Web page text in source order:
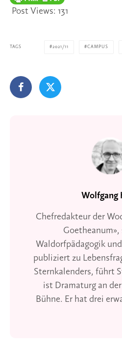
Post Views: 131
TAGS 2021/11 CAMPUS
Wolfgang
Chefredakteur der
Waldorfpädagogik
publiziert zu
Sternkalenders, führt
ist Dramaturg an
Bühne. Er hat drei